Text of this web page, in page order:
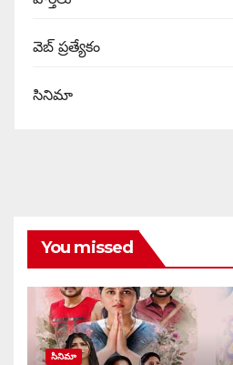
వెబ్ ప్రత్యేకం
సినిమా
You missed
సినిమా